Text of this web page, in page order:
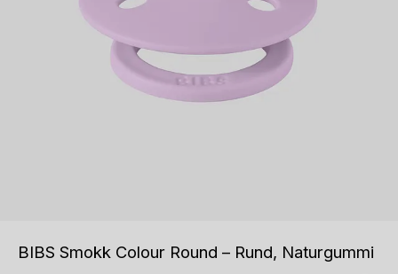
BIBS Smokk Colour Round – Rund, Naturgummi